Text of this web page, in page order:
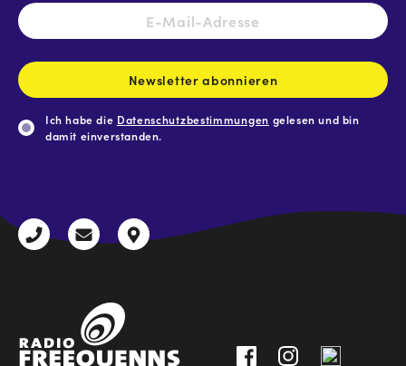
E-
Mail-
Newsletter abonnieren
Ich habe die Datenschutzbestimmungen gelesen und bin
damit einverstanden.
+43
radio@freequenns.at
Kulturhausstraße